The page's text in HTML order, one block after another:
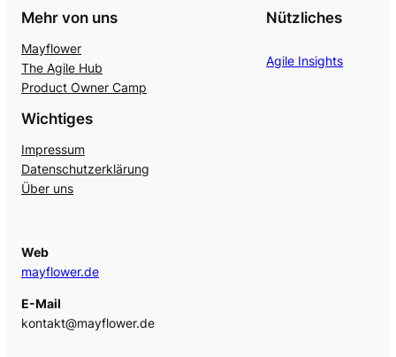
Mehr von uns
Mayflower
The Agile Hub
Product Owner Camp
Nützliches
Agile Insights
Wichtiges
Impressum
Datenschutzerklärung
Über uns
Web
mayflower.de
E-Mail
kontakt@mayflower.de